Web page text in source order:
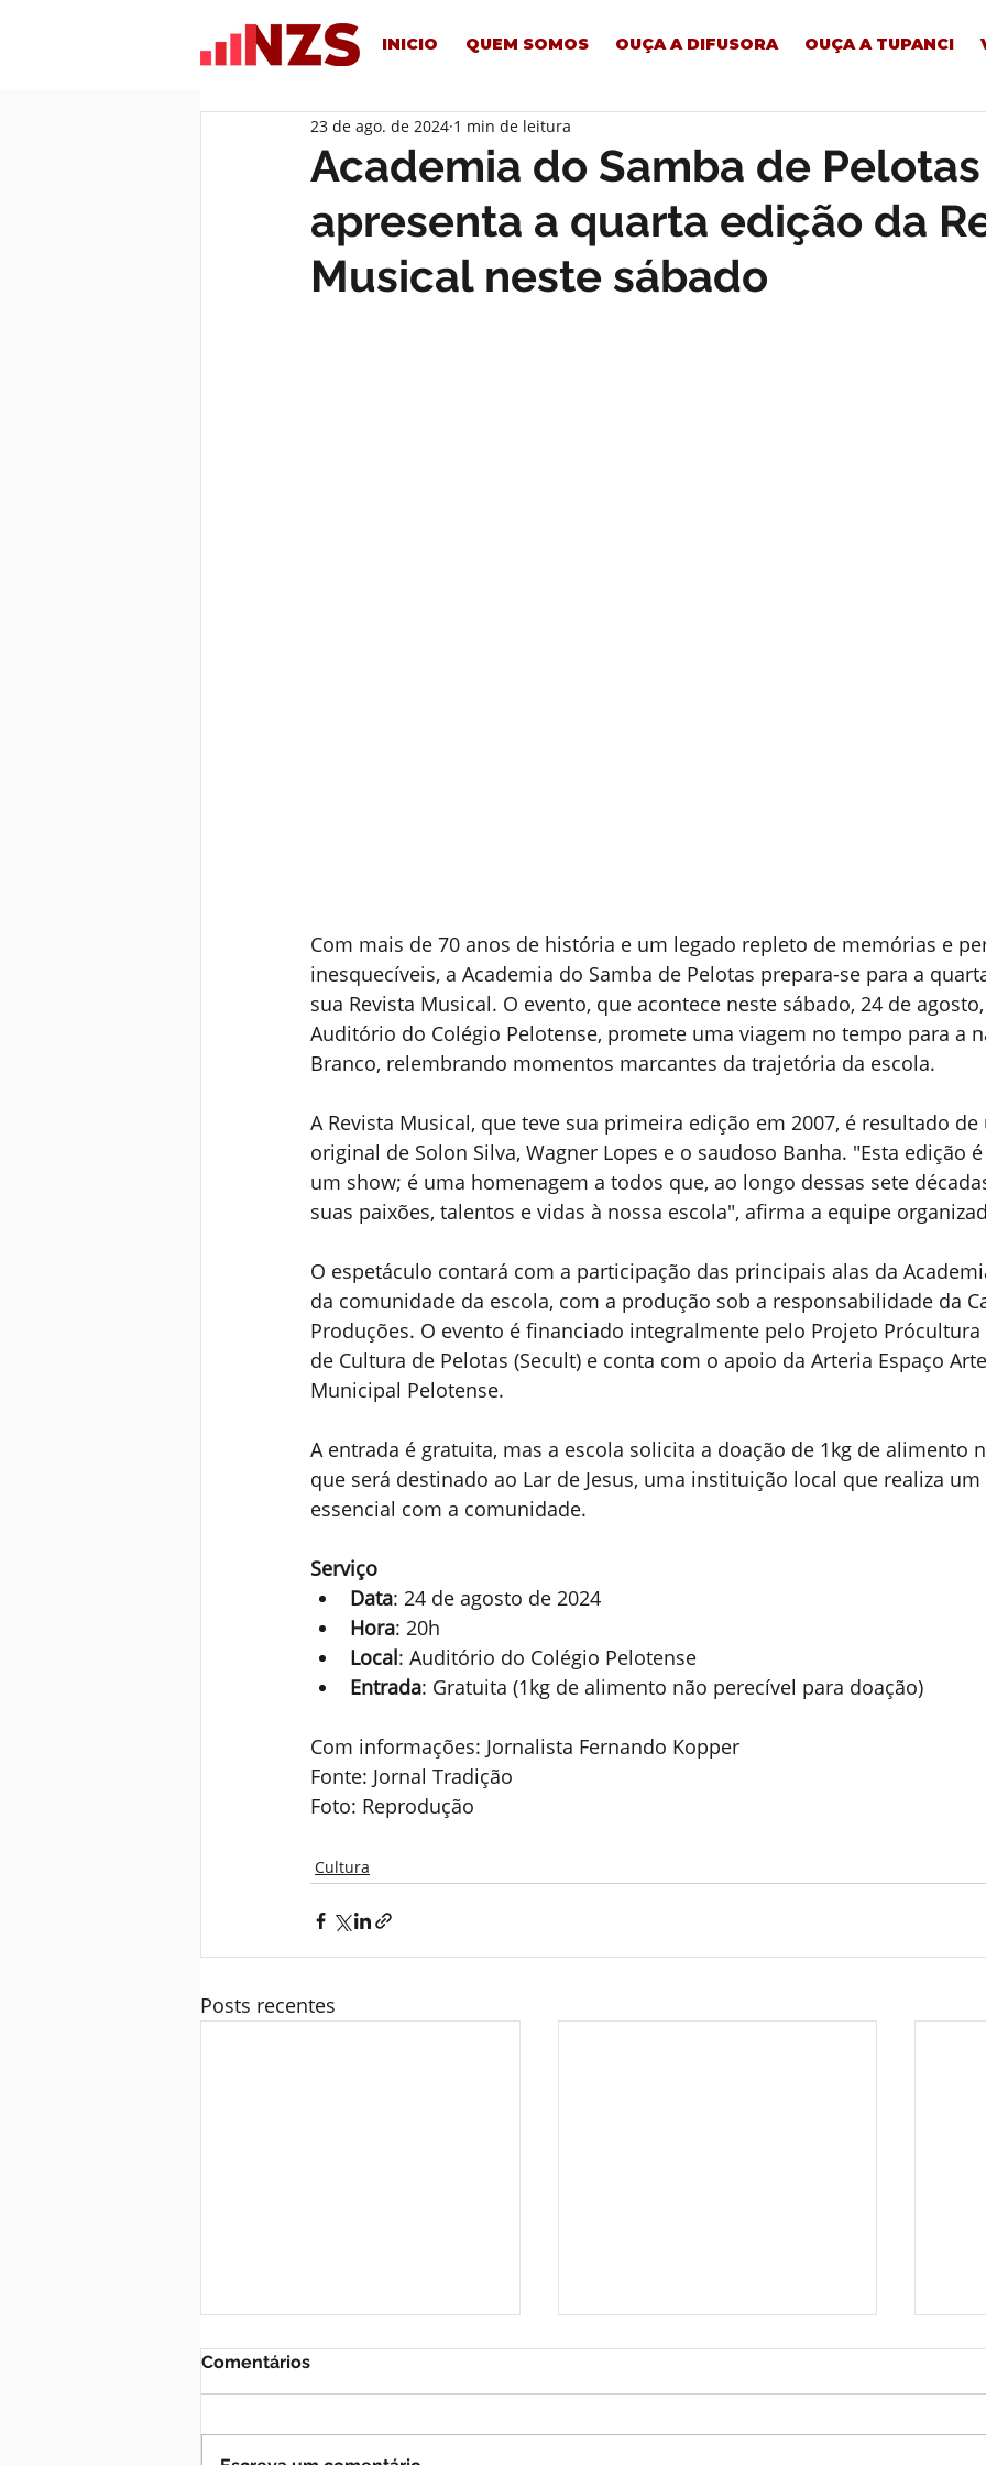
INICIO QUEM SOMOS OUÇA A DIFUSORA OUÇA A TUPANCI
Academia do Samba de Pelotas
apresenta a quarta edição da
Musical neste sábado
23 de ago. de 2024 1 min de leitura
Com mais de 70 anos de história e um legado repleto de memórias e
inesquecíveis, a Academia do Samba de Pelotas prepara-se para a
sua Revista Musical. O evento, que acontece neste sábado, 24 de
Auditório do Colégio Pelotense, promete uma viagem no tempo para a
Branco, relembrando momentos marcantes da trajetória da escola.
A Revista Musical, que teve sua primeira edição em 2007, é resultado
original de Solon Silva, Wagner Lopes e o saudoso Banha. "Esta edição
um show; é uma homenagem a todos que, ao longo dessas sete
suas paixões, talentos e vidas à nossa escola", afirma a equipe
O espetáculo contará com a participação das principais alas da
da comunidade da escola, com a produção sob a responsabilidade da
Produções. O evento é financiado integralmente pelo Projeto Prócultura
de Cultura de Pelotas (Secult) e conta com o apoio da Arteria Espaço
Municipal Pelotense.
A entrada é gratuita, mas a escola solicita a doação de 1kg de alimento
que será destinado ao Lar de Jesus, uma instituição local que realiza
essencial com a comunidade.
Serviço
Data: 24 de agosto de 2024
Hora: 20h
Local: Auditório do Colégio Pelotense
Entrada: Gratuita (1kg de alimento não perecível para doação)
Com informações: Jornalista Fernando Kopper
Fonte: Jornal Tradição
Foto: Reprodução
Cultura
Posts recentes
Comentários